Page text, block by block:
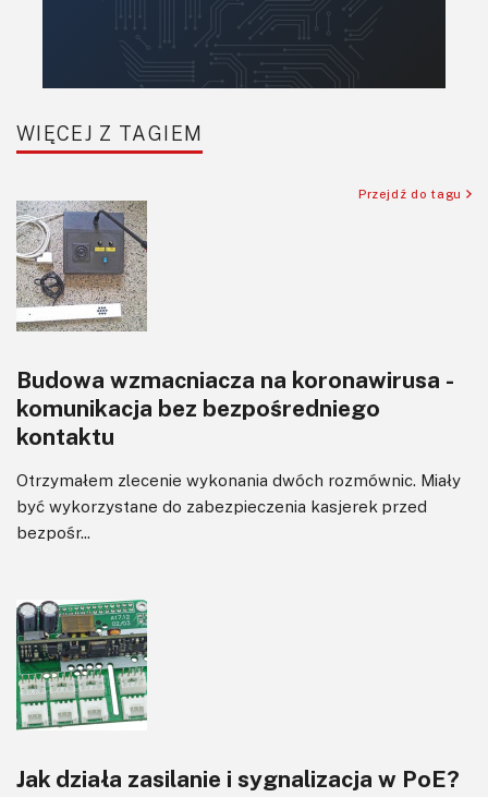
Tranzystory
Wzmacniacze
Zasilanie
WIĘCEJ Z TAGIEM
Przejdź do tagu
Budowa wzmacniacza na koronawirusa -
komunikacja bez bezpośredniego
kontaktu
Otrzymałem zlecenie wykonania dwóch rozmównic. Miały
być wykorzystane do zabezpieczenia kasjerek przed
bezpośr...
Jak działa zasilanie i sygnalizacja w PoE?